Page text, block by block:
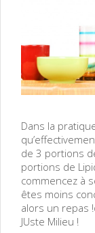
Dans la
de 3 portions
portions de
commencez à
êtes moins
alors un repas
JUste Milieu !